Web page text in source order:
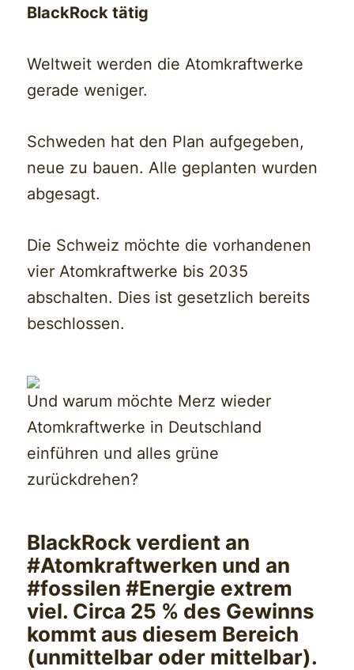
BlackRock tätig
Weltweit werden die Atomkraftwerke
gerade weniger.
Schweden hat den Plan aufgegeben,
neue zu bauen. Alle geplanten wurden
abgesagt.
Die Schweiz möchte die vorhandenen
vier Atomkraftwerke bis 2035
abschalten. Dies ist gesetzlich bereits
beschlossen.
Und warum möchte Merz wieder
Atomkraftwerke in Deutschland
einführen und alles grüne
zurückdrehen?
BlackRock verdient an
#Atomkraftwerken und an
#fossilen #Energie extrem
viel. Circa 25 % des Gewinns
kommt aus diesem Bereich
(unmittelbar oder mittelbar).